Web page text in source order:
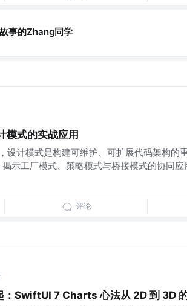
事的Zhang同学
模式的实战应用
设计模式是构建可维护、可扩展代码架构的
示工厂模式、策略模式与桥接模式的协同
评论
SwiftUI 7 Charts 心法从 2D 到 3D